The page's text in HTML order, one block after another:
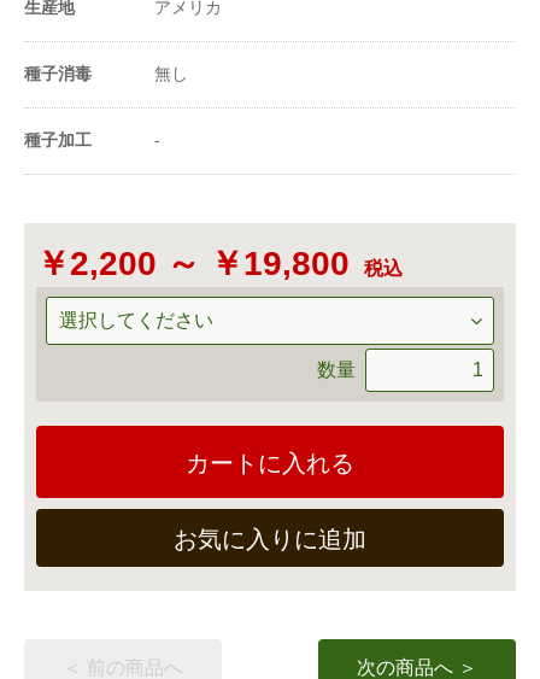
生産地 アメリカ
種子消毒 無し
種子加工 -
￥2,200 ～ ￥19,800 税込
数量
カートに入れる
お気に入りに追加
＜ 前の商品へ 次の商品へ ＞